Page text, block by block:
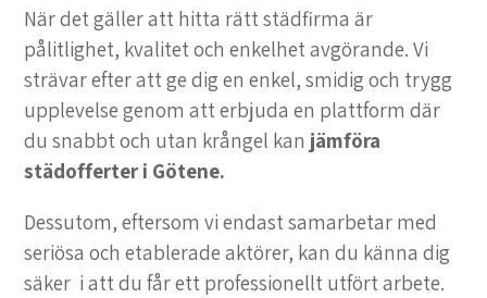
När det gäller att hitta rätt städfirma är
pålitlighet, kvalitet och enkelhet avgörande. Vi
strävar efter att ge dig en enkel, smidig och trygg
upplevelse genom att erbjuda en plattform där
du snabbt och utan krångel kan jämföra
städofferter i Götene.
Dessutom, eftersom vi endast samarbetar med
seriösa och etablerade aktörer, kan du känna dig
säker i att du får ett professionellt utfört arbete.